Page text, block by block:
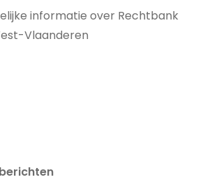
informatie over Rechtbank
Vlaanderen